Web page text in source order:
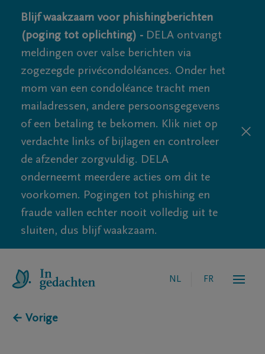
Blijf waakzaam voor phishingberichten
(poging tot oplichting) - DELA ontvangt
meldingen over valse berichten via
zogezegde privécondoléances. Onder het
mom van een condoléance tracht men
mailadressen, andere persoonsgegevens
of een betaling te bekomen. Klik niet op
verdachte links of bijlagen en controleer
de afzender zorgvuldig. DELA
onderneemt meerdere acties om dit te
voorkomen. Pogingen tot phishing en
fraude vallen echter nooit volledig uit te
sluiten, dus blijf waakzaam.
NL FR
← Vorige